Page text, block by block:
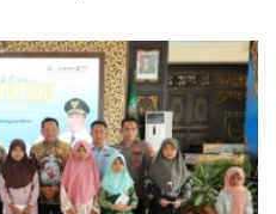
Islam